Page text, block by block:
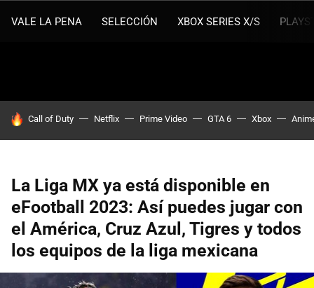
VALE LA PENA SELECCIÓN XBOX SERIES X/S
HOY SE HABLA DE
Call of Duty Netflix Prime Video GTA 6 Xbox
La Liga MX ya está disponible en
eFootball 2023: Así puedes jugar con
el América, Cruz Azul, Tigres y todos
los equipos de la liga mexicana